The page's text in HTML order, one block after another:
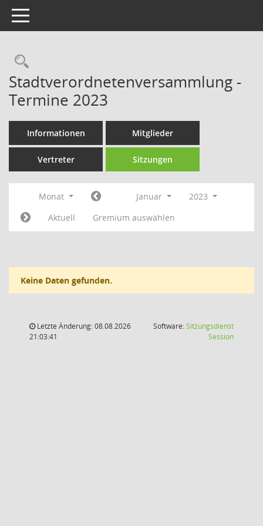
Toggle navigation
Rechercheauswahl
Stadtverordnetenversammlung -
Termine 2023
Informationen Mitglieder
Vertreter Sitzungen
Monat Januar
2023
Aktuell
Gremium auswählen
Keine Daten gefunden.
Letzte Änderung: 08.08.2026
21:03:41
Software:Sitzungsdienst
Session(Wird in